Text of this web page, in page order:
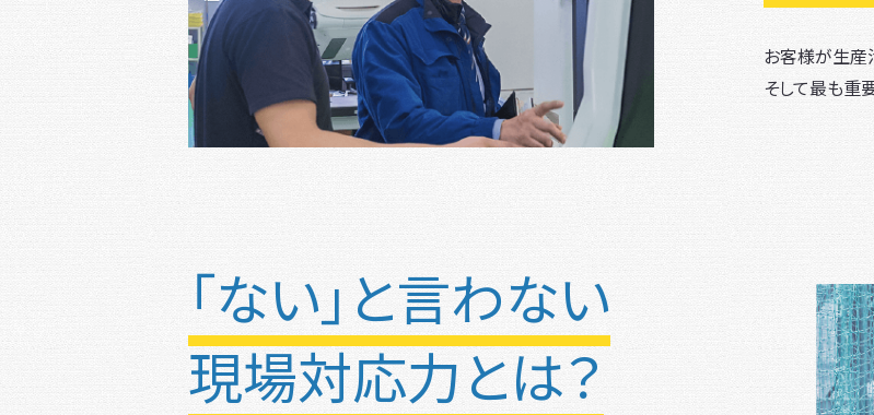
お客様が生産
そして最も重
「ない」と言わない
現場対応力とは？